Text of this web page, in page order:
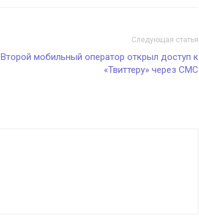
Следующая статья
Второй мобильный оператор открыл доступ к
«Твиттеру» через СМС